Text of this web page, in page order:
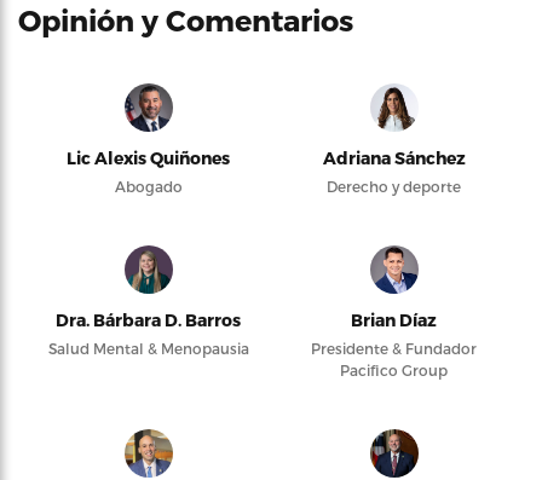
Opinión y Comentarios
Lic Alexis Quiñones
Abogado
Adriana Sánchez
Derecho y deporte
Dra. Bárbara D. Barros
Salud Mental & Menopausia
Brian Díaz
Presidente & Fundador
Pacifico Group